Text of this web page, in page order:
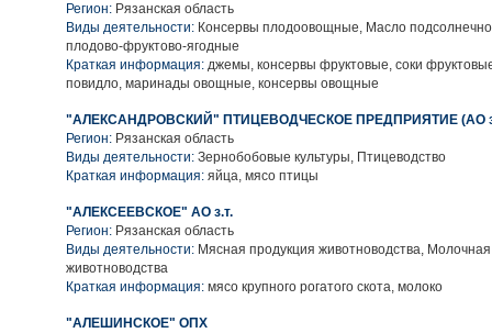
Регион: Рязанская область
Виды деятельности: Консервы плодоовощные, Масло
плодово-фруктово-ягодные
Краткая информация: джемы, консервы фруктовые, соки
повидло, маринады овощные, консервы овощные
"АЛЕКСАНДРОВСКИЙ" ПТИЦЕВОДЧЕСКОЕ ПРЕДПРИЯТИЕ (АО
Регион: Рязанская область
Виды деятельности: Зернобобовые культуры, Птицеводство
Краткая информация: яйца, мясо птицы
"АЛЕКСЕЕВСКОЕ" АО з.т.
Регион: Рязанская область
Виды деятельности: Мясная продукция животноводства,
животноводства
Краткая информация: мясо крупного рогатого скота, молоко
"АЛЕШИНСКОЕ" ОПХ